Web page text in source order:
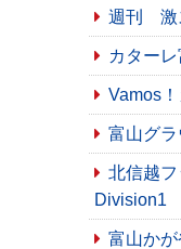
週刊 激
カター
Vamos
富山グ
北信越
Division1
富山か